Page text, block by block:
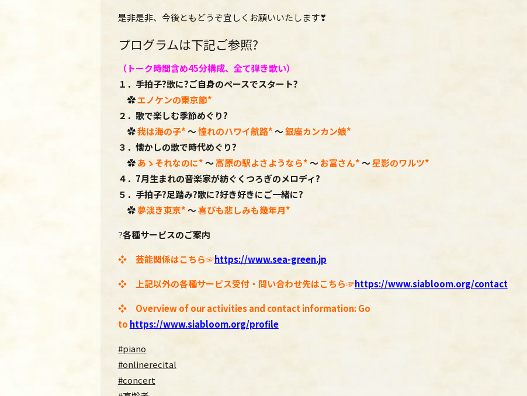
是非是非、今後ともどうぞ宜しくお願いいたします❣
プログラムは下記ご参照?
（トーク時間含め45分構成、 全て弾き歌い）
１．手拍子?歌に?ご自身のペースでスタート?
✿エノケンの東京節*
２．歌で楽しむ季節めぐり?
✿我は海の子*～憧れのハワイ航路*～銀座カンカン娘*
３．懐かしの歌で時代めぐり?
✿あゝそれなのに*～高原の駅よさようなら*～お富さん*～星影のワルツ*
４．7月生まれの音楽家が紡ぐくつろぎのメロディ?
５．手拍子?足踏み?歌に?好き好きにご一緒に?
✿夢淡き東京*～喜びも悲しみも幾年月*
?各種サービスのご案内
❖ 芸能関係はこちら☞https://www.sea-green.jp
❖ 上記以外の各種サービス受付・問い合わせ先はこちら☞https://www.siabloom.org/contact
❖ Overview of our activities and contact information: Go
to https://www.siabloom.org/profile
#piano
#onlinerecital
#concert